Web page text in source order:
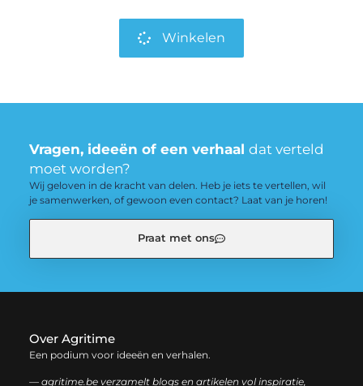
Winkelen
Vragen, ideeën of een verhaal dat verteld
moet worden?
Wij geloven in de kracht van delen. Heb je iets te vertellen, wil
je samenwerken, of gewoon even contact? Laat van je horen!
Praat met ons
Over Agritime
Een podium voor ideeën en verhalen.
— agritime.be verzamelt blogs en artikelen vol inspiratie,